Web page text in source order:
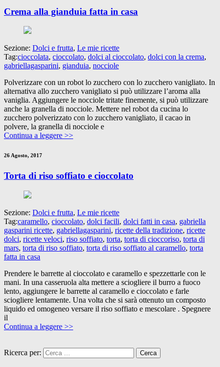
Crema alla gianduia fatta in casa
Sezione: Dolci e frutta, Le mie ricette
Tag:cioccolata, cioccolato, dolci al cioccolato, dolci con la crema,
gabriellagasparini, gianduia, nocciole
Polverizzare con un robot lo zucchero con lo zucchero vanigliato. In
alternativa allo zucchero vanigliato si può utilizzare l’aroma alla
vaniglia. Aggiungere le nocciole tritate finemente, si può utilizzare
anche la granella di nocciole. Mettere nel robot da cucina lo
zucchero polverizzato con lo zucchero vanigliato, il cacao in
polvere, la granella di nocciole e
Continua a leggere >>
26 Agosto, 2017
Torta di riso soffiato e cioccolato
Sezione: Dolci e frutta, Le mie ricette
Tag:caramello, cioccolato, dolci facili, dolci fatti in casa, gabriella
gasparini ricette, gabriellagasparini, ricette della tradizione, ricette
dolci, ricette veloci, riso soffiato, torta, torta di cioccoriso, torta di
mars, torta di riso soffiato, torta di riso soffiato al caramello, torta
fatta in casa
Prendere le barrette al cioccolato e caramello e spezzettarle con le
mani. In una casseruola alta mettere a sciogliere il burro a fuoco
lento, aggiungere le barrette al caramello e cioccolato e farle
sciogliere lentamente. Una volta che si sarà ottenuto un composto
liquido ed omogeneo versare il riso soffiato e mescolare . Spegnere
il
Continua a leggere >>
Ricerca per: